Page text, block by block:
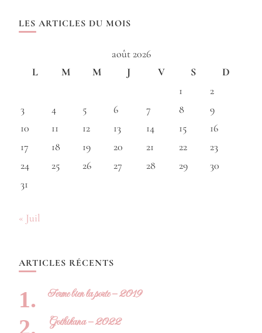
LES ARTICLES DU MOIS
août 2026
L
M M J V S
D
1
2
3
4 5 6 7 8
9
10
11 12 13 14 15
16
17
18 19 20 21 22
23
24
25 26 27 28 29
30
31
« Juil
ARTICLES RÉCENTS
Ferme bien la porte – 2019
Gothikana – 2022